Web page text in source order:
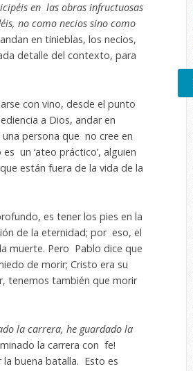
en las obras infructuosas
no como necios sino como
en tinieblas, los necios,
detalle del contexto, para
con vino, desde el punto
a Dios, andar en
persona que no cree en
un ‘ateo práctico’, alguien
están fuera de la vida de la
es tener los pies en la
de la eternidad; por eso, el
muerte. Pero Pablo dice que
de morir; Cristo era su
tenemos también que morir
la carrera, he guardado la
la carrera con fe!
la buena batalla. Esto es